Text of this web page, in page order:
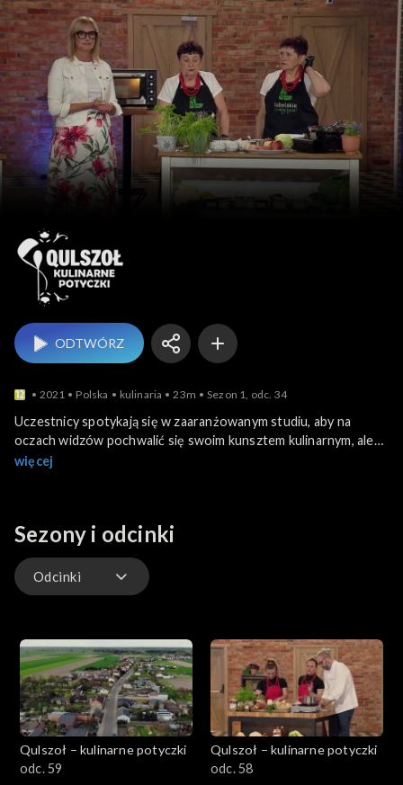
Qulszoł – kulinarne
ODTWÓRZ
2021 Polska kulinaria 23m Sezon 1, odc. 34
Uczestnicy spotykają się w zaaranżowanym studiu, aby na
oczach widzów pochwalić się swoim kunsztem kulinarnym, ale
też dać pretekst do opowieści o historii i tradycji miejsc,
oczywiście smacznie
więcej
Sezony i odcinki
Odcinki
Qulszoł – kulinarne potyczki
odc. 59
Qulszoł – kulinarne potyczki
odc. 58